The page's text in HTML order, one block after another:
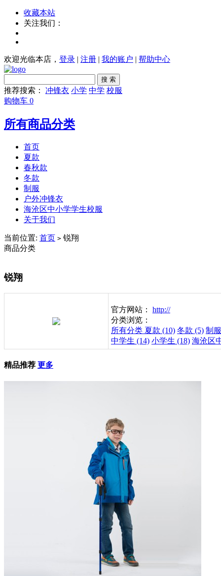
收藏本站
关注我们：
欢迎光临本店， 登录 | 注册 | 我的账户 | 帮助中心
搜 索
推荐搜索： 冲锋衣 小学 中学 校服
购物车 0
所有商品分类
首页
夏款
春秋款
冬款
制服
户外冲锋衣
海沧区中小学学生校服
关于我们
当前位置: 首页 > 锐翔
商品分类
锐翔
官方网站： http://
分类浏览：
所有分类 夏款 (10) 冬款 (5) 制
中学生 (14) 小学生 (18) 海沧区
精品推荐 更多